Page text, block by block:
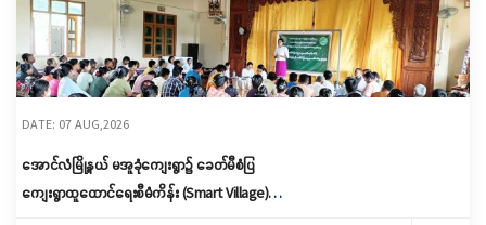
DATE: 07 AUG,2026
အောင်လံမြို့နယ် မအူခုံကျေးရွာ၌ ခေတ်မီစံပြ
ကျေးရွာထူထောင်ရေးစီမံကိန်း (Smart Village)